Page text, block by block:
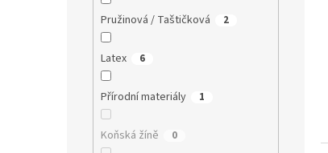
Pružinová / Taštičková 2
Latex 6
Přírodní materiály 1
Koňská žíně 0